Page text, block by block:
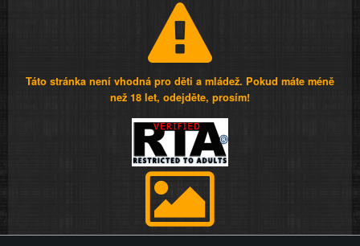
Táto stránka není vhodná pro děti a mládež. Pokud máte méně
než 18 let, odejděte, prosím!